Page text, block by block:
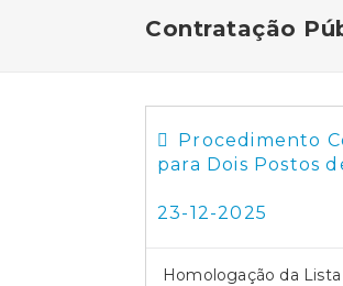
Contratação
Procedimento
para Dois Postos
23-12-2025
Homologação da